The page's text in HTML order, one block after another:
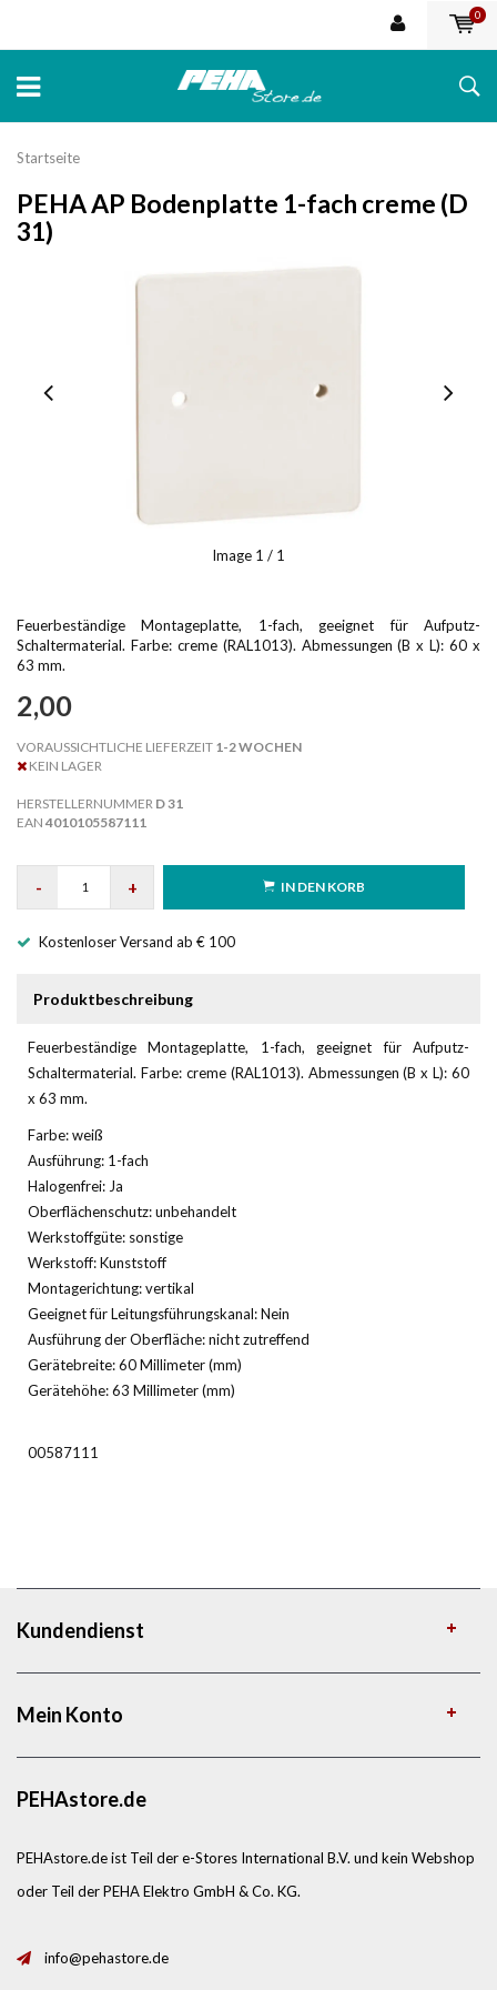
0
Startseite
PEHA AP Bodenplatte 1-fach creme (D
31)
Image 1 / 1
Feuerbeständige Montageplatte, 1-fach, geeignet für Aufputz-
Schaltermaterial. Farbe: creme (RAL1013). Abmessungen (B x L): 60 x
63 mm.
2,00
VORAUSSICHTLICHE LIEFERZEIT 1-2 WOCHEN
KEIN LAGER
HERSTELLERNUMMER D 31
EAN 4010105587111
- + IN DEN KORB
Kostenloser Versand ab € 100
Produktbeschreibung
Feuerbeständige Montageplatte, 1-fach, geeignet für Aufputz-
Schaltermaterial. Farbe: creme (RAL1013). Abmessungen (B x L): 60
x 63 mm.
Farbe: weiß
Ausführung: 1-fach
Halogenfrei: Ja
Oberflächenschutz: unbehandelt
Werkstoffgüte: sonstige
Werkstoff: Kunststoff
Montagerichtung: vertikal
Geeignet für Leitungsführungskanal: Nein
Ausführung der Oberfläche: nicht zutreffend
Gerätebreite: 60 Millimeter (mm)
Gerätehöhe: 63 Millimeter (mm)
00587111
Kundendienst
Mein Konto
PEHAstore.de
PEHAstore.de ist Teil der e-Stores International B.V. und kein Webshop
oder Teil der PEHA Elektro GmbH & Co. KG.
info@pehastore.de